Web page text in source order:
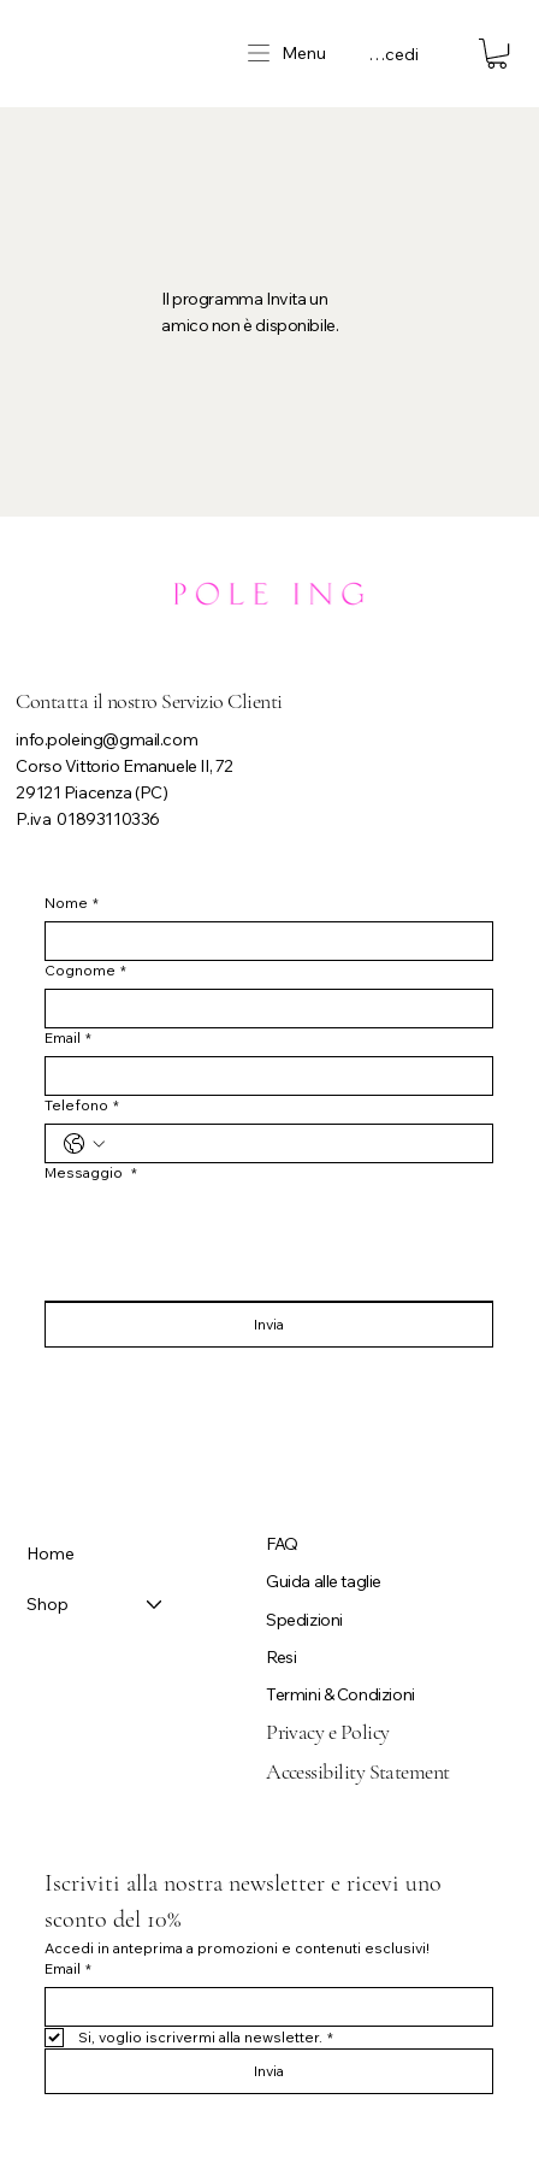
Menu Accedi
Il programma Invita un
amico non è disponibile.
Home
Shop
FAQ
Guida alle taglie
Spedizioni
Resi
Termini & Condizioni
Privacy e Policy
Accessibility Statement
Contatta il nostro Servizio Clienti
info.poleing@gmail.com
Corso Vittorio Emanuele II, 72
29121 Piacenza (PC)
P.iva 01893110336
Nome *
Cognome *
Email *
Telefono *
Messaggio *
Invia
Iscriviti alla nostra newsletter e ricevi uno
sconto del 10%
Accedi in anteprima a promozioni e contenuti esclusivi!
Email *
Si, voglio iscrivermi alla newsletter. *
Invia